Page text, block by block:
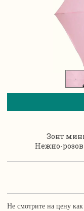
Зонт
Нежно-
Не смотрите на цену